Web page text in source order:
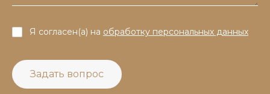
Задать вопрос
Я согласен(а) на обработку персональных данных